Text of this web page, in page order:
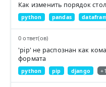
Как изменить порядок
python pandas
0 ответ(ов)
'pip' не распознан как
формата
python pip django +1